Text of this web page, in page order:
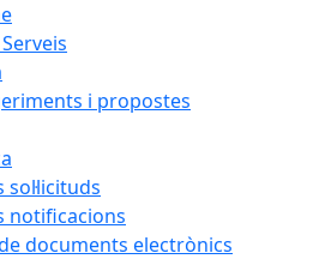
i propostes
sol·licituds
notificacions
documents electrònics